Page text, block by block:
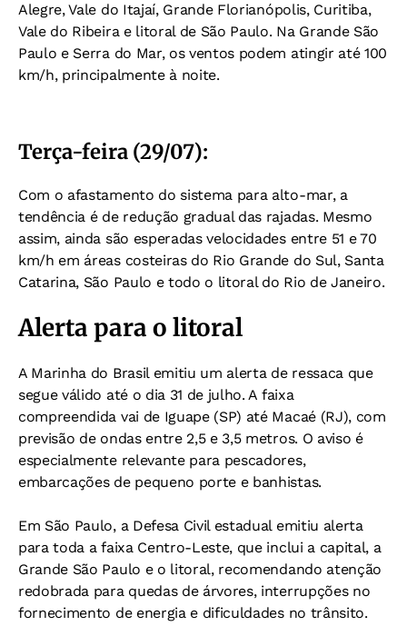
Alegre, Vale do Itajaí, Grande Florianópolis, Curitiba,
Vale do Ribeira e litoral de São Paulo. Na Grande São
Paulo e Serra do Mar, os ventos podem atingir até 100
km/h, principalmente à noite.
Terça-feira (29/07):
Com o afastamento do sistema para alto-mar, a
tendência é de redução gradual das rajadas. Mesmo
assim, ainda são esperadas velocidades entre 51 e 70
km/h em áreas costeiras do Rio Grande do Sul, Santa
Catarina, São Paulo e todo o litoral do Rio de Janeiro.
Alerta para o litoral
A Marinha do Brasil emitiu um alerta de ressaca que
segue válido até o dia 31 de julho. A faixa
compreendida vai de Iguape (SP) até Macaé (RJ), com
previsão de ondas entre 2,5 e 3,5 metros. O aviso é
especialmente relevante para pescadores,
embarcações de pequeno porte e banhistas.
Em São Paulo, a Defesa Civil estadual emitiu alerta
para toda a faixa Centro-Leste, que inclui a capital, a
Grande São Paulo e o litoral, recomendando atenção
redobrada para quedas de árvores, interrupções no
fornecimento de energia e dificuldades no trânsito.